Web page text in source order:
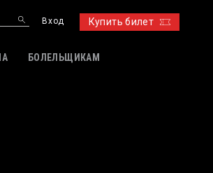
Купить билет
Вход
БОЛЕЛЬЩИКАМ